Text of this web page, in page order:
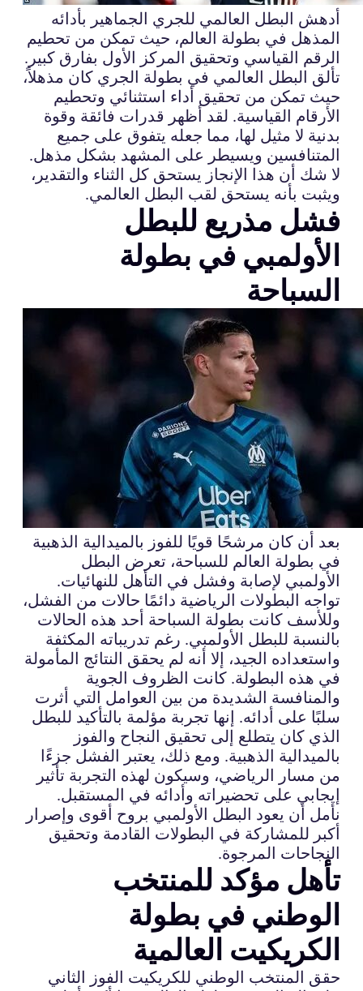
أدهش البطل العالمي للجري الجماهير بأدائه
المذهل في بطولة العالم، حيث تمكن من تحطيم
الرقم القياسي وتحقيق المركز الأول بفارق كبير.
تألق البطل العالمي في بطولة الجري كان مذهلاً،
حيث تمكن من تحقيق أداء استثنائي وتحطيم
الأرقام القياسية. لقد أظهر قدرات فائقة وقوة
بدنية لا مثيل لها، مما جعله يتفوق على جميع
المتنافسين ويسيطر على المشهد بشكل مذهل.
لا شك أن هذا الإنجاز يستحق كل الثناء والتقدير،
ويثبت بأنه يستحق لقب البطل العالمي.
فشل مذريع للبطل
الأولمبي في بطولة
السباحة
بعد أن كان مرشحًا قويًا للفوز بالميدالية الذهبية
في بطولة العالم للسباحة، تعرض البطل
الأولمبي لإصابة وفشل في التأهل للنهائيات.
تواجه البطولات الرياضية دائمًا حالات من الفشل،
وللأسف كانت بطولة السباحة أحد هذه الحالات
بالنسبة للبطل الأولمبي. رغم تدريباته المكثفة
واستعداده الجيد، إلا أنه لم يحقق النتائج المأمولة
في هذه البطولة. كانت الظروف الجوية
والمنافسة الشديدة من بين العوامل التي أثرت
سلبًا على أدائه. إنها تجربة مؤلمة بالتأكيد للبطل
الذي كان يتطلع إلى تحقيق النجاح والفوز
بالميدالية الذهبية. ومع ذلك، يعتبر الفشل جزءًا
من مسار الرياضي، وسيكون لهذه التجربة تأثير
إيجابي على تحضيراته وأدائه في المستقبل.
نأمل أن يعود البطل الأولمبي بروح أقوى وإصرار
أكبر للمشاركة في البطولات القادمة وتحقيق
النجاحات المرجوة.
تأهل مؤكد للمنتخب
الوطني في بطولة
الكريكيت العالمية
حقق المنتخب الوطني للكريكيت الفوز الثاني